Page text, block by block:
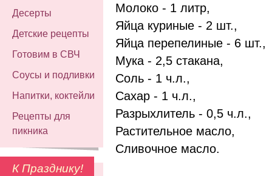
Десерты
Детские рецепты
Готовим в СВЧ
Соусы и подливки
Напитки, коктейли
Рецепты для
пикника
К Празднику!
Молоко - 1 литр,
Яйца куриные - 2 шт.,
Яйца перепелиные - 6 шт.,
Мука - 2,5 стакана,
Соль - 1 ч.л.,
Сахар - 1 ч.л.,
Разрыхлитель - 0,5 ч.л.,
Растительное масло,
Сливочное масло.